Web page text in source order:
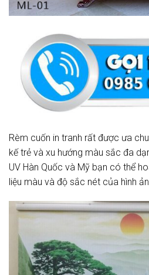
Rèm cuốn in tranh rất được ưa
kế trẻ và xu hướng màu sắc đa
UV Hàn Quốc và Mỹ bạn có thể
liệu màu và độ sắc nét của hình